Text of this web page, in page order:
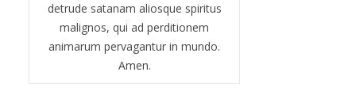
detrude satanam aliosque spiritus
malignos, qui ad perditionem
animarum pervagantur in mundo.
Amen.